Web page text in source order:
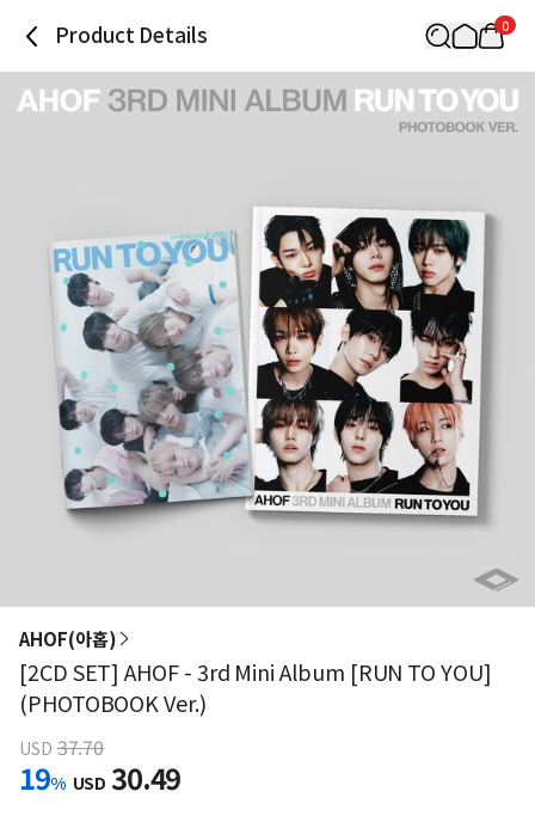
Product Details 0
AHOF(아홉)
[2CD SET] AHOF - 3rd Mini Album [RUN TO YOU]
(PHOTOBOOK Ver.)
USD 37.70
19% USD 30.49